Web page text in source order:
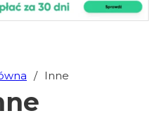
/ Inne